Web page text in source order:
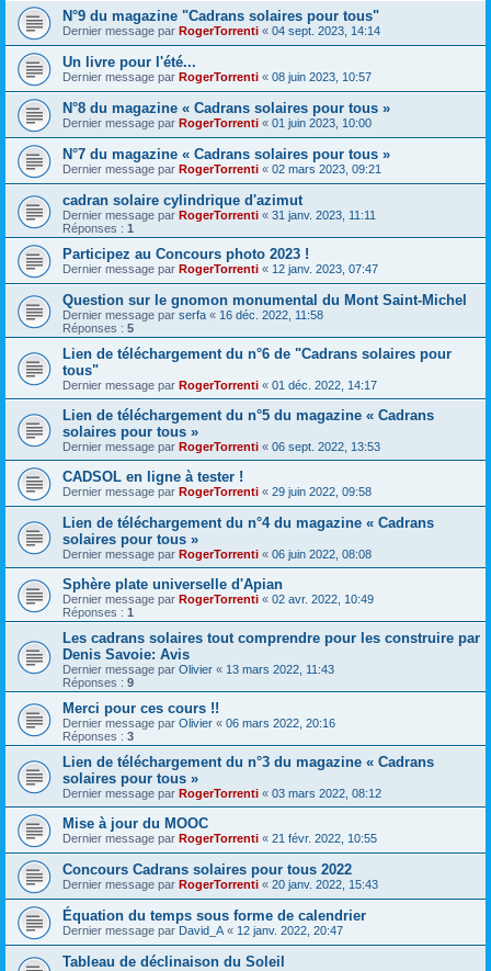
N°9 du magazine "Cadrans solaires pour tous"
Dernier message par RogerTorrenti « 04 sept. 2023, 14:14
Un livre pour l'été...
Dernier message par RogerTorrenti « 08 juin 2023, 10:57
N°8 du magazine « Cadrans solaires pour tous »
Dernier message par RogerTorrenti « 01 juin 2023, 10:00
N°7 du magazine « Cadrans solaires pour tous »
Dernier message par RogerTorrenti « 02 mars 2023, 09:21
cadran solaire cylindrique d'azimut
Dernier message par RogerTorrenti « 31 janv. 2023, 11:11
Réponses : 1
Participez au Concours photo 2023 !
Dernier message par RogerTorrenti « 12 janv. 2023, 07:47
Question sur le gnomon monumental du Mont Saint-Michel
Dernier message par serfa « 16 déc. 2022, 11:58
Réponses : 5
Lien de téléchargement du n°6 de "Cadrans solaires pour
tous"
Dernier message par RogerTorrenti « 01 déc. 2022, 14:17
Lien de téléchargement du n°5 du magazine « Cadrans
solaires pour tous »
Dernier message par RogerTorrenti « 06 sept. 2022, 13:53
CADSOL en ligne à tester !
Dernier message par RogerTorrenti « 29 juin 2022, 09:58
Lien de téléchargement du n°4 du magazine « Cadrans
solaires pour tous »
Dernier message par RogerTorrenti « 06 juin 2022, 08:08
Sphère plate universelle d'Apian
Dernier message par RogerTorrenti « 02 avr. 2022, 10:49
Réponses : 1
Les cadrans solaires tout comprendre pour les construire par
Denis Savoie: Avis
Dernier message par Olivier « 13 mars 2022, 11:43
Réponses : 9
Merci pour ces cours !!
Dernier message par Olivier « 06 mars 2022, 20:16
Réponses : 3
Lien de téléchargement du n°3 du magazine « Cadrans
solaires pour tous »
Dernier message par RogerTorrenti « 03 mars 2022, 08:12
Mise à jour du MOOC
Dernier message par RogerTorrenti « 21 févr. 2022, 10:55
Concours Cadrans solaires pour tous 2022
Dernier message par RogerTorrenti « 20 janv. 2022, 15:43
Équation du temps sous forme de calendrier
Dernier message par David_A « 12 janv. 2022, 20:47
Tableau de déclinaison du Soleil